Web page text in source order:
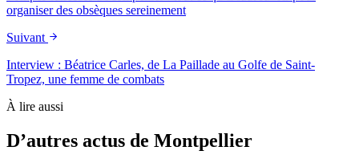
organiser des obsèques sereinement
Suivant
Interview : Béatrice Carles, de La Paillade au Golfe de Saint-
Tropez, une femme de combats
À lire aussi
D’autres actus de Montpellier